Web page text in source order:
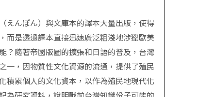
えんぽん）與文庫本的譯本大量出版，使得
而是透過譯本直接迅速廣泛粗淺地涉獵歐美
？隨著帝國版圖的擴張和日語的普及，台灣
一，因物質性文化資源的流通，提供了殖民
積累個人的文化資本，以作為殖民地現代化